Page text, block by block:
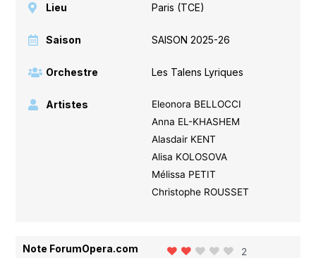
Lieu Paris (TCE)
Saison SAISON 2025-26
Orchestre Les Talens Lyriques
Artistes
Eleonora BELLOCCI
Anna EL-KHASHEM
Alasdair KENT
Alisa KOLOSOVA
Mélissa PETIT
Christophe ROUSSET
Note ForumOpera.com 2